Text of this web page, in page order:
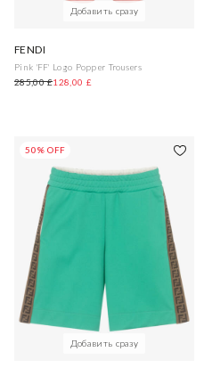
Добавить сразу
FENDI
Pink 'FF' Logo Popper Trousers
285,00 £128,00 £
50% OFF
Добавить сразу